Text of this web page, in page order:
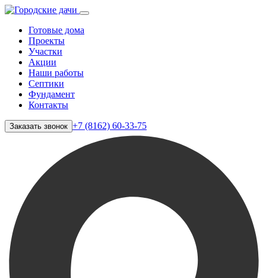
Готовые дома
Проекты
Участки
Акции
Наши работы
Септики
Фундамент
Контакты
Заказать звонок +7 (8162) 60-33-75